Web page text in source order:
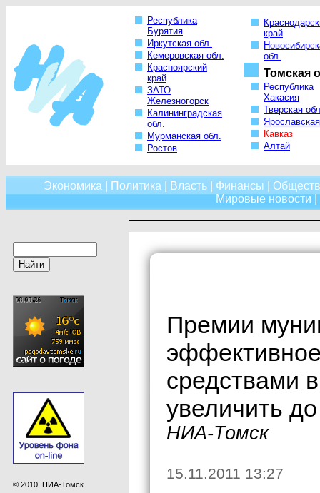
Республика
Бурятия
Иркутская обл.
Кемеровская обл.
Красноярский
край
ЗАТО
Железногорск
Калининградская
обл.
Мурманская обл.
Ростов
край
обл.
Томская
Республика
Хакасия
Тверская
Кавказ
Алтай
Экономика Политика Власть| Финансы
Мировые новости
© 2010, НИА-Томск
Премии
средствами
увеличить
НИА-Томск
15.11.2011 13:27